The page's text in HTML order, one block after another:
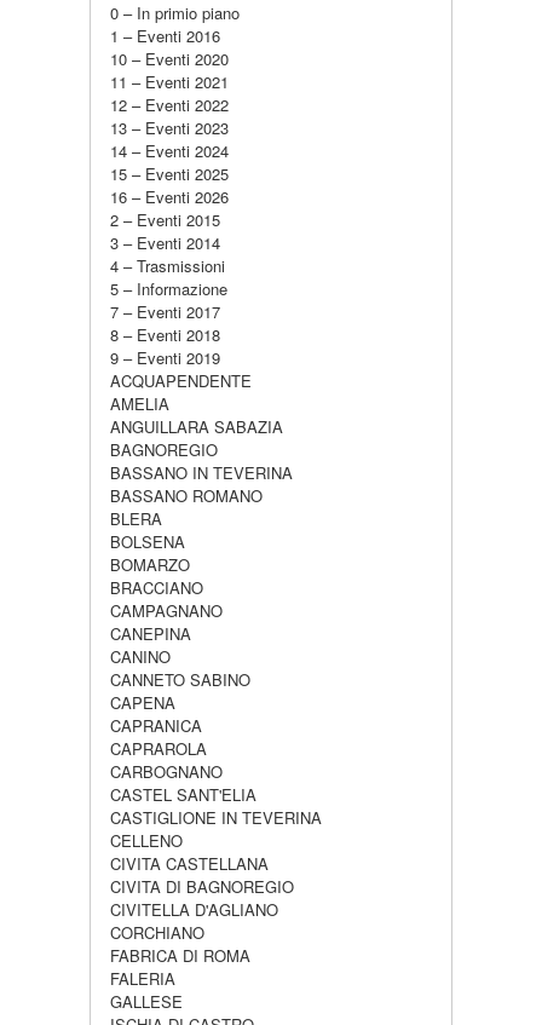
0 – In primio piano
1 – Eventi 2016
10 – Eventi 2020
11 – Eventi 2021
12 – Eventi 2022
13 – Eventi 2023
14 – Eventi 2024
15 – Eventi 2025
16 – Eventi 2026
2 – Eventi 2015
3 – Eventi 2014
4 – Trasmissioni
5 – Informazione
7 – Eventi 2017
8 – Eventi 2018
9 – Eventi 2019
ACQUAPENDENTE
AMELIA
ANGUILLARA SABAZIA
BAGNOREGIO
BASSANO IN TEVERINA
BASSANO ROMANO
BLERA
BOLSENA
BOMARZO
BRACCIANO
CAMPAGNANO
CANEPINA
CANINO
CANNETO SABINO
CAPENA
CAPRANICA
CAPRAROLA
CARBOGNANO
CASTEL SANT'ELIA
CASTIGLIONE IN TEVERINA
CELLENO
CIVITA CASTELLANA
CIVITA DI BAGNOREGIO
CIVITELLA D'AGLIANO
CORCHIANO
FABRICA DI ROMA
FALERIA
GALLESE